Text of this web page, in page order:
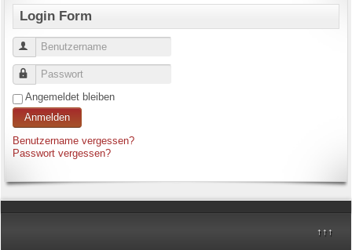
Login Form
Benutzername
Passwort
Angemeldet bleiben
Anmelden
Benutzername vergessen?
Passwort vergessen?
↑↑↑